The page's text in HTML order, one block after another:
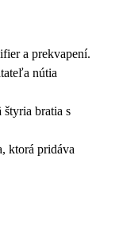
a prekvapení.
nútia
štyria bratia s
ktorá pridáva